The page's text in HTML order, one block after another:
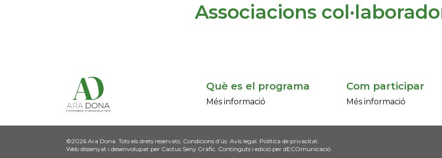
Associacions
Què es el programa
Més informació
Com participar
Més informació
©2026 Ara Dona. Tots els drets reservats. Condicions d’ús .Avís legal Política de privacitat.
Web dissenyat i desenvolupat per Cactus Seny Gràfic . Continguts i edició perdECOmunicació